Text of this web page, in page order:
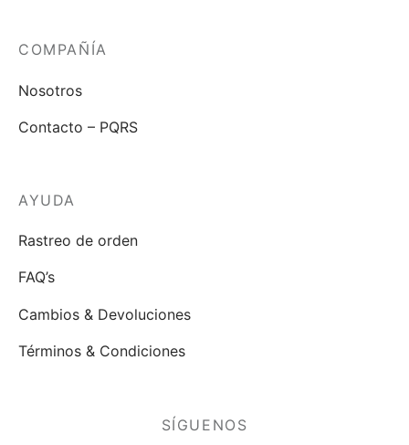
COMPAÑÍA
Nosotros
Contacto – PQRS
AYUDA
Rastreo de orden
FAQ’s
Cambios & Devoluciones
Términos & Condiciones
SÍGUENOS